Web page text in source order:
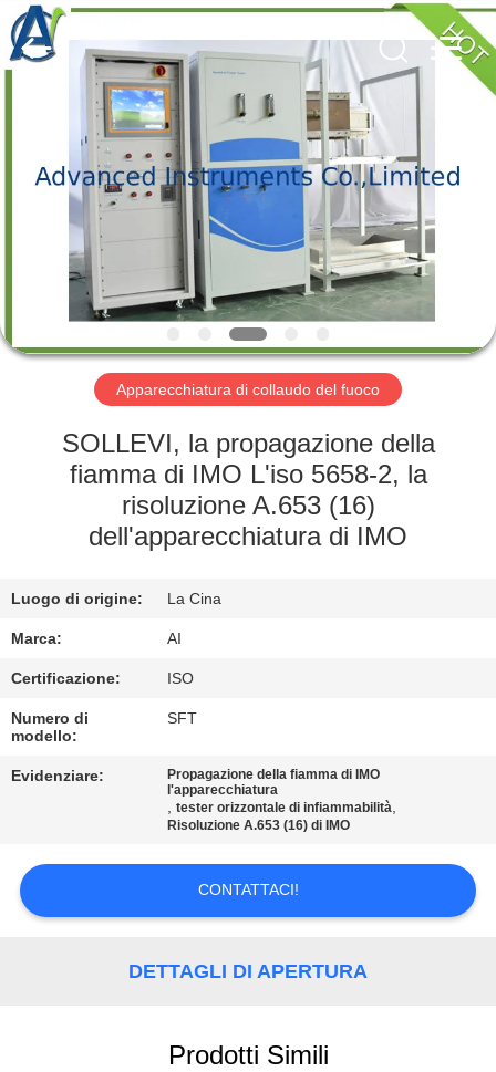
PRODOTTI
CIRCA
GIRO
DELLA
FABBRICA
CONTROLLO
CONTATTICI
NOTIZIE
CASI
RICHIEDA
CITAZIONE
2026
Advanced
Instruments
Co.,Limited.
All
Apparecchiatura di collaudo del fuoco
SOLLEVI, la propagazione della
fiamma di IMO L'iso 5658-2, la
risoluzione A.653 (16)
dell'apparecchiatura di IMO
Luogo di origine: La Cina
Marca: AI
Certificazione: ISO
Numero di
modello:
SFT
Evidenziare:
Propagazione della fiamma di IMO
l'apparecchiatura
,tester orizzontale di infiammabilità,
Risoluzione A.653 (16) di IMO
CONTATTACI!
DETTAGLI DI APERTURA
Prodotti Simili